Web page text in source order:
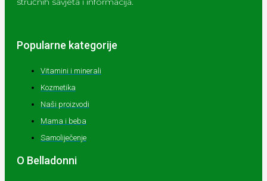
Popularne kategorije
Vitamini i minerali
Kozmetika
Naši proizvodi
Mama i beba
Samoliječenje
O Belladonni